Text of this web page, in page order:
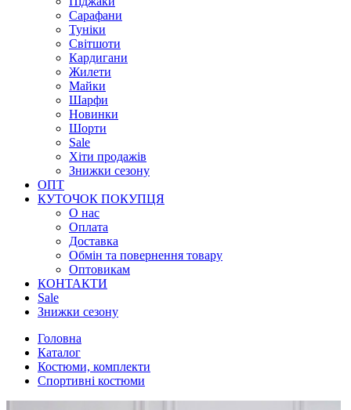
Сарафани
Туніки
Світшоти
Кардигани
Жилети
Майки
Шарфи
Новинки
Шорти
Sale
Хіти продажів
Знижки сезону
ОПТ
КУТОЧОК ПОКУПЦЯ
О нас
Оплата
Доставка
Обмін та повернення товару
Оптовикам
КОНТАКТИ
Sale
Знижки сезону
Головна
Каталог
Костюми, комплекти
Спортивні костюми